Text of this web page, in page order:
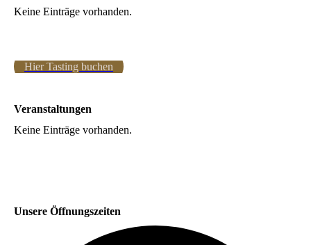
Keine Einträge vorhanden.
Hier Tasting buchen
Veranstaltungen
Keine Einträge vorhanden.
Unsere Öffnungszeiten